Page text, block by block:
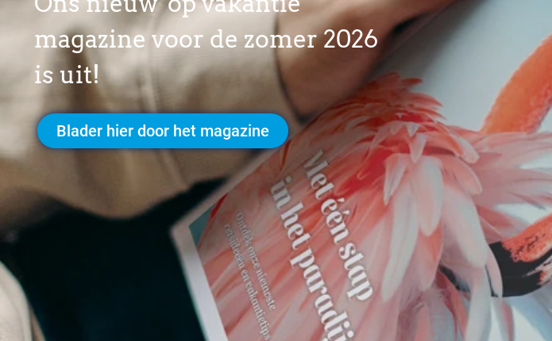
magazine voor de zomer 2026
is uit!
Blader hier door het magazine